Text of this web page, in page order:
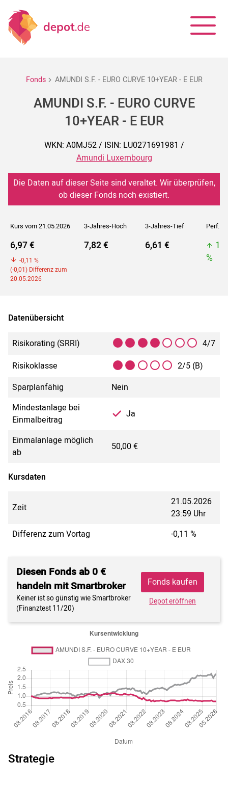
Fonds AMUNDI S.F. - EURO CURVE 10+YEAR - E EUR
AMUNDI S.F. - EURO CURVE
10+YEAR - E EUR
WKN: A0MJ52 / ISIN: LU0271691981 /
Amundi Luxembourg
Die Daten auf dieser Seite sind veraltet. Wir überprüfen,
ob dieser Fonds noch existiert.
Kurs vom 21.05.2026 3-Jahres-Hoch 3-Jahres-Tief Perf. 5J
6,97 €
-0,11 %
(-0,01) Differenz zum
20.05.2026
7,82 € 6,61 €
%
Datenübersicht
Risikorating (SRRI)
4/7
Risikoklasse
2/5 (B)
Sparplanfähig
Nein
Mindestanlage bei
Einmalbeitrag
Ja
Einmalanlage möglich
ab
50,00 €
Kursdaten
Zeit
21.05.2026
23:59 Uhr
Differenz zum Vortag
-0,11 %
Diesen Fonds ab 0 €
handeln mit Smartbroker
Keiner ist so günstig wie Smartbroker
(Finanztest 11/20)
Fonds kaufen
Depot eröffnen
Strategie